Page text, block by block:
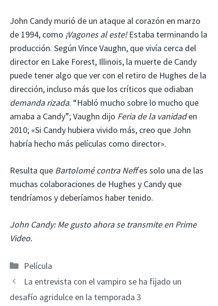
John Candy murió de un ataque al corazón en marzo
de 1994, como ¡Vagones al este!Estaba terminando la
producción. Según Vince Vaughn, que vivía cerca del
director en Lake Forest, Illinois, la muerte de Candy
puede tener algo que ver con el retiro de Hughes de la
dirección, incluso más que los críticos que odiaban
demanda rizada. “Habló mucho sobre lo mucho que
amaba a Candy”; Vaughn dijo Feria de la vanidaden
2010; «Si Candy hubiera vivido más, creo que John
habría hecho más películas como director».
Resulta que Bartolomé contra Neffes solo una de las
muchas colaboraciones de Hughes y Candy que
tendríamos y deberíamos haber tenido.
John Candy: Me gusto ahora se transmite en Prime
Video.
Categorías
Película
La entrevista con el vampiro se ha fijado un
desafío agridulce en la temporada 3